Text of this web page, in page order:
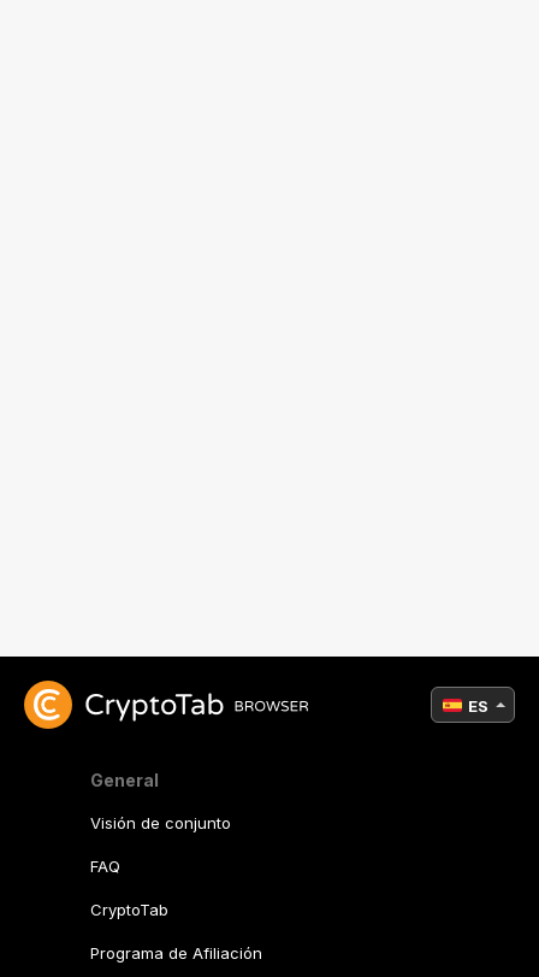
General
Visión de conjunto
FAQ
CryptoTab
Programa de Afiliación
ES